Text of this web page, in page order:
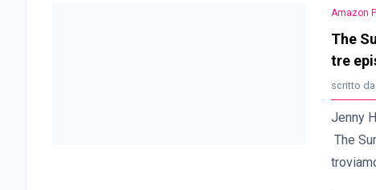
Amazon
The
tre
scritto da
Jenny
The